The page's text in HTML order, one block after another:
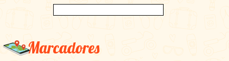
Marcadores